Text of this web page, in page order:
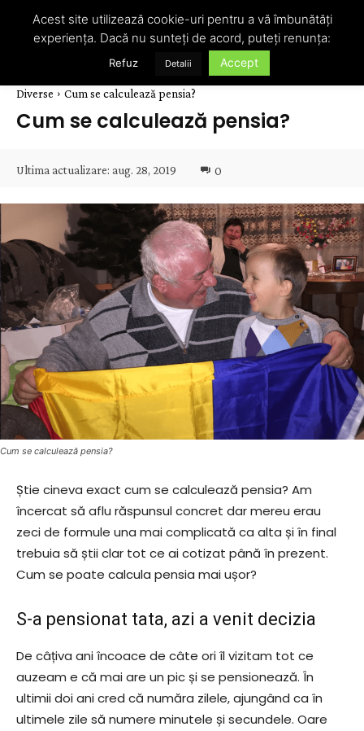
Diverse Cum se calculează pensia?
Cum se calculează pensia?
Ultima actualizare: aug. 28, 2019 0
Cum se calculează pensia?
Știe cineva exact cum se calculează pensia? Am
încercat să aflu răspunsul concret dar mereu erau
zeci de formule una mai complicată ca alta și în final
trebuia să știi clar tot ce ai cotizat până în prezent.
Cum se poate calcula pensia mai ușor?
S-a pensionat tata, azi a venit decizia
De câțiva ani încoace de câte ori îl vizitam tot ce
auzeam e că mai are un pic și se pensionează. În
ultimii doi ani cred că număra zilele, ajungând ca în
ultimele zile să numere minutele și secundele. Oare
Acest site utilizează cookie-uri pentru a vă îmbunătăți
experiența. Dacă nu sunteți de acord, puteți renunța:
Refuz Detalii Accept